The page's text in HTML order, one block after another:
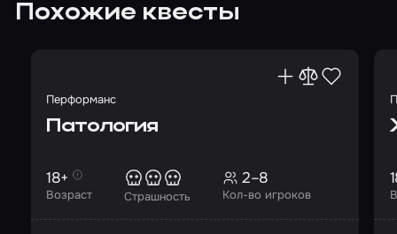
Похожие квесты
Перформанс
Патология
Возраст
18+
Страшность Кол-во игроков
2–8